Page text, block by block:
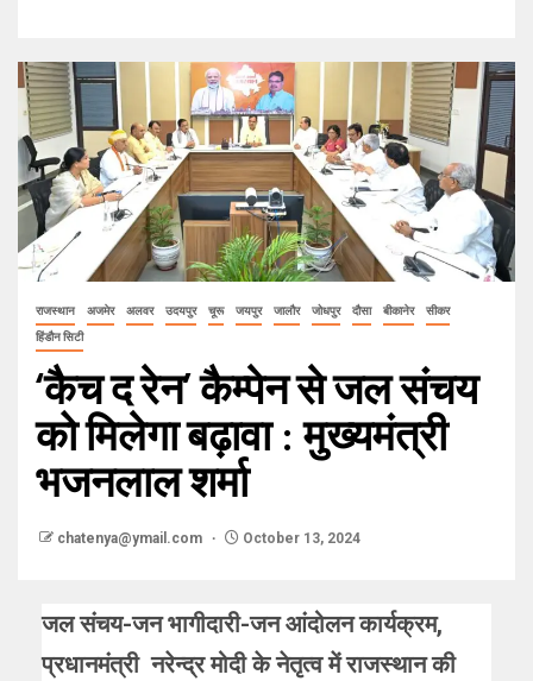
राजस्थान अजमेर अलवर उदयपुर चूरू जयपुर जालौर जोधपुर दौसा बीकानेर
सीकर
हिंडौन सिटी
‘कैच द रेन’ कैम्पेन से जल संचय
को मिलेगा बढ़ावा : मुख्यमंत्री
भजनलाल शर्मा
chatenya@ymail.com October 13, 2024
जल संचय-जन भागीदारी-जन आंदोलन कार्यक्रम,
प्रधानमंत्री नरेन्द्र मोदी के नेतृत्व में राजस्थान की